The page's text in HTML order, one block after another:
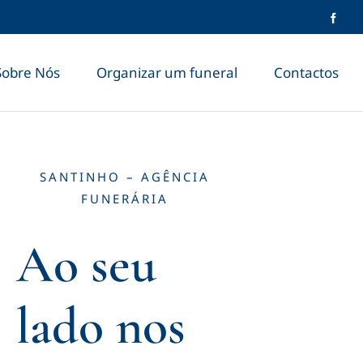
Nós Organizar um funeral Contactos
SANTINHO – AGÊNCIA
FUNERÁRIA
Ao seu
lado nos